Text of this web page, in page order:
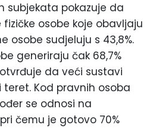
subjekata pokazuje da
osobe koje obavljaju
osobe sudjeluju s 43,8%.
generiraju čak 68,7%
da veći sustavi
Kod pravnih osoba
se odnosi na
čemu je gotovo 70%